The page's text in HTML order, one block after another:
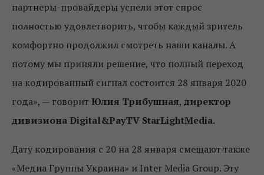
партнеры-провайдеры успели этот спрос
полностью удовлетворить, чтобы каждый зритель
комфортно продолжил смотреть наши каналы. А
потому мы приняли решение, что полный переход
на кодированный сигнал состоится 28 января 2020
года», — говорит Юлия Трибушная, директор
дивизиона Digital&PayTV StarLightMedia.
Дату кодирования с 20 на 28 января смещают также
«Медиа Группы Украина» и Inter Media Group. Эту